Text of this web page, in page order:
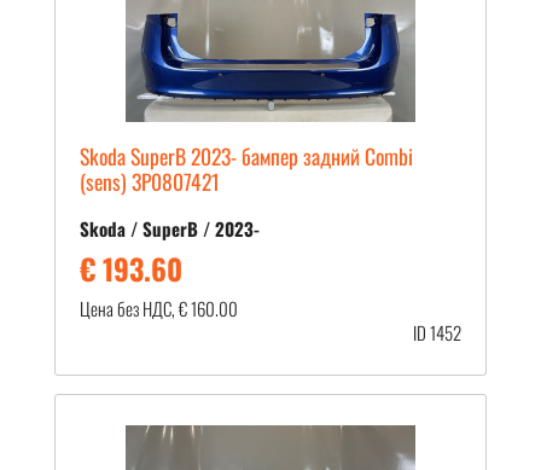
Skoda SuperB 2023- бампер задний Combi
(sens) 3P0807421
Skoda / SuperB / 2023-
€ 193.60
Цена без НДС, € 160.00
ID 1452